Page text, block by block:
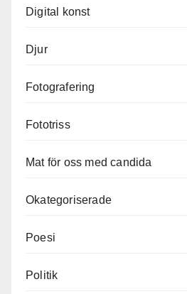
Digital konst
Djur
Fotografering
Fototriss
Mat för oss med candida
Okategoriserade
Poesi
Politik